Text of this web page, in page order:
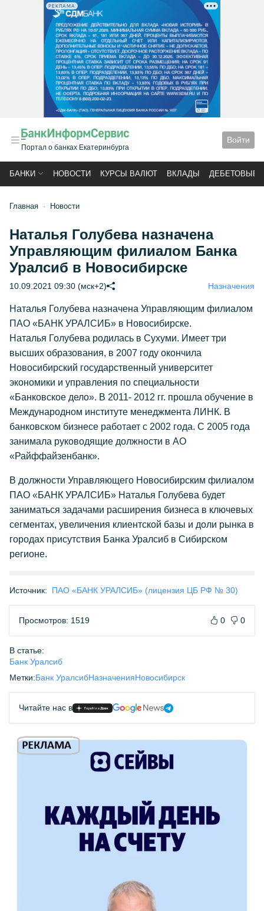
РЕКЛАМА
Портал о банках Екатеринбурга
Войти
БАНКИ НОВОСТИ КУРСЫ ВАЛЮТ ВКЛАДЫ ДЕБЕТОВЫЕ
Главная Новости
Наталья Голубева назначена
Управляющим филиалом Банка
Уралсиб в Новосибирске
10.09.2021 09:30 (мск+2) Назначения
Наталья Голубева назначена Управляющим филиалом
ПАО «БАНК УРАЛСИБ» в Новосибирске.
Наталья Голубева родилась в Сухуми. Имеет три
высших образования, в 2007 году окончила
Новосибирский государственный университет
экономики и управления по специальности
«Банковское дело». В 2011- 2012 гг. прошла обучение в
Международном институте менеджмента ЛИНК. В
банковском бизнесе работает с 2002 года. С 2005 года
занимала руководящие должности в АО
«Райффайзенбанк».
В должности Управляющего Новосибирским филиалом
ПАО «БАНК УРАЛСИБ» Наталья Голубева будет
заниматься задачами расширения бизнеса в ключевых
сегментах, увеличения клиентской базы и доли рынка в
городах присутствия Банка Уралсиб в Сибирском
регионе.
Источник: ПАО «БАНК УРАЛСИБ» (лицензия ЦБ РФ № 30)
Просмотров: 1519 0 0
В статье:
Банк Уралсиб
Метки:Банк УралсибНазначенияНовосибирск
Читайте нас в